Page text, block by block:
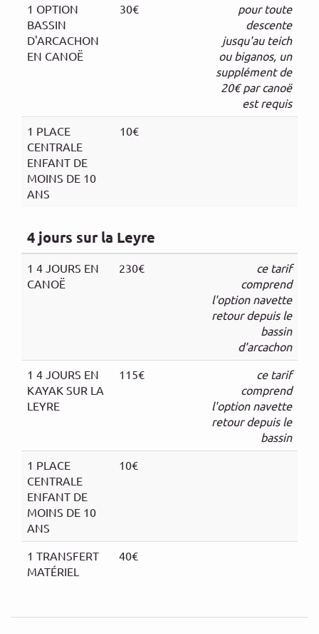
1 OPTION
BASSIN
D'ARCACHON
EN CANOË
30€
pour toute
descente
jusqu'au teich
ou biganos, un
supplément de
20€ par canoë
est requis
1 PLACE
CENTRALE
ENFANT DE
MOINS DE 10
ANS
10€
4 jours sur la Leyre
1 4 JOURS EN
CANOË
230€
ce tarif
comprend
l'option navette
retour depuis le
bassin
d'arcachon
1 4 JOURS EN
KAYAK SUR LA
LEYRE
115€
ce tarif
comprend
l'option navette
retour depuis le
bassin
1 PLACE
CENTRALE
ENFANT DE
MOINS DE 10
ANS
10€
1 TRANSFERT
MATÉRIEL
40€